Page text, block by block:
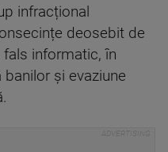
infracțional
deosebit de
informatic, în
și evaziune